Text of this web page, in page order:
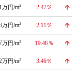
万円/m2 2.47％
万円/m2 2.11％
万円/m2 19.48％
万円/m2 3.46％